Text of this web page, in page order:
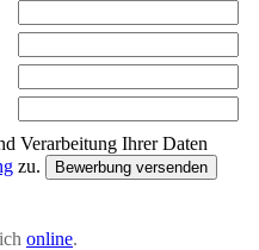
Verarbeitung Ihrer Daten
zu. Bewerbung versenden
online.